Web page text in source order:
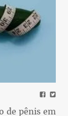
de pênis em